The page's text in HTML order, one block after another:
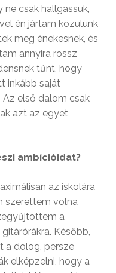
csak hallgassuk,
én jártam közülünk
meg énekesnek, és
annyira rossz
tűnt, hogy
inkább saját
Az első dalom csak
azt az egyet
ambícióidat?
az iskolára
szerettem volna
a
Később,
a dolog, persze
elképzelni, hogy a